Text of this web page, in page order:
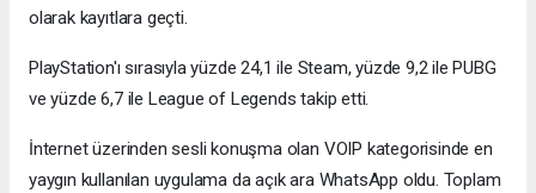
olarak kayıtlara geçti.
PlayStation'ı sırasıyla yüzde 24,1 ile Steam, yüzde 9,2 ile PUBG
ve yüzde 6,7 ile League of Legends takip etti.
İnternet üzerinden sesli konuşma olan VOIP kategorisinde en
yaygın kullanılan uygulama da açık ara WhatsApp oldu. Toplam